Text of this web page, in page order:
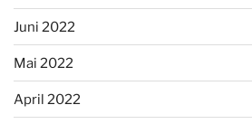
Juni 2022
Mai 2022
April 2022